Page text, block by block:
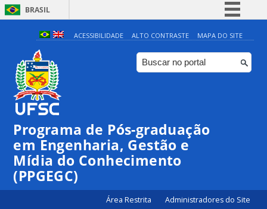
BRASIL
Simplifique!
Comunica BR
Participe
Canais
ACESSIBILIDADE ALTO CONTRASTE MAPA DO SITE
Programa de Pós-graduação
em Engenharia, Gestão e
Mídia do Conhecimento
(PPGEGC)
Área Restrita Administradores do Site